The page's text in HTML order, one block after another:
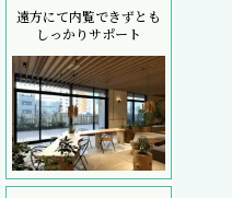
遠方にて内覧できずとも
しっかりサポート